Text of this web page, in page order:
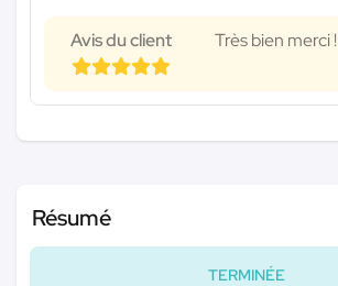
Avis du client Très bien merci !
Résumé
TERMINÉE